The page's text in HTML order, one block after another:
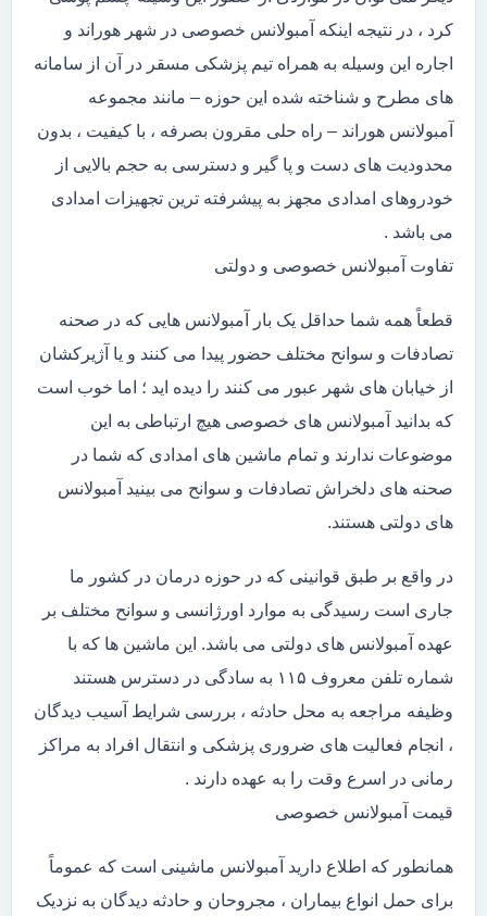
کرد ، در نتیجه اینکه آمبولانس خصوصی در شهر هوراند و
اجاره این وسیله به همراه تیم پزشکی مسقر در آن از سامانه
های مطرح و شناخته شده این حوزه – مانند مجموعه
آمبولانس هوراند – راه حلی مقرون بصرفه ، با کیفیت ، بدون
محدودیت های دست و پا گیر و دسترسی به حجم بالایی از
خودروهای امدادی مجهز به پیشرفته ترین تجهیزات امدادی
می باشد .
تفاوت آمبولانس خصوصی و دولتی
قطعاً همه شما حداقل یک بار آمبولانس هایی که در صحنه
تصادفات و سوانح مختلف حضور پیدا می کنند و یا آژیرکشان
از خیابان های شهر عبور می کنند را دیده اید ؛ اما خوب است
که بدانید آمبولانس های خصوصی هیچ ارتباطی به این
موضوعات ندارند و تمام ماشین های امدادی که شما در
صحنه های دلخراش تصادفات و سوانح می بینید آمبولانس
های دولتی هستند.
در واقع بر طبق قوانینی که در حوزه درمان در کشور ما
جاری است رسیدگی به موارد اورژانسی و سوانح مختلف بر
عهده آمبولانس های دولتی می باشد. این ماشین ها که با
شماره تلفن معروف ۱۱۵ به سادگی در دسترس هستند
وظیفه مراجعه به محل حادثه ، بررسی شرایط آسیب دیدگان
، انجام فعالیت های ضروری پزشکی و انتقال افراد به مراکز
رمانی در اسرع وقت را به عهده دارند .
قیمت آمبولانس خصوصی
همانطور که اطلاع دارید آمبولانس ماشینی است که عموماً
برای حمل انواع بیماران ، مجروحان و حادثه دیدگان به نزدیک